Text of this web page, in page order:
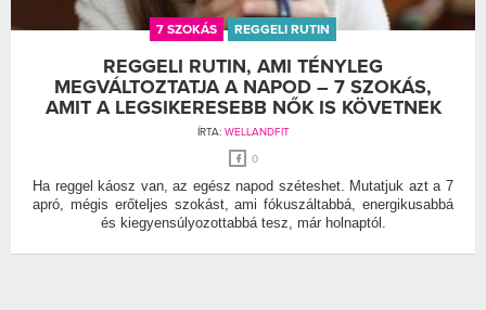
7 SZOKÁS REGGELI RUTIN
REGGELI RUTIN, AMI TÉNYLEG
MEGVÁLTOZTATJA A NAPOD – 7 SZOKÁS,
AMIT A LEGSIKERESEBB NŐK IS KÖVETNEK
ÍRTA: WELLANDFIT
0
Ha reggel káosz van, az egész napod széteshet. Mutatjuk azt a 7
apró, mégis erőteljes szokást, ami fókuszáltabbá, energikusabbá
és kiegyensúlyozottabbá tesz, már holnaptól.